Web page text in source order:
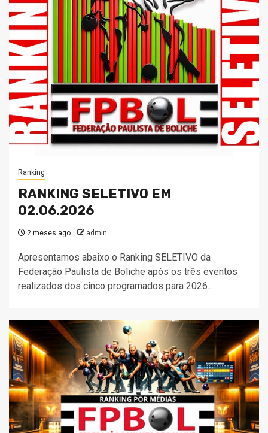
Ranking
RANKING SELETIVO EM
02.06.2026
2 meses ago admin
Apresentamos abaixo o Ranking SELETIVO da
Federação Paulista de Boliche após os três eventos
realizados dos cinco programados para 2026...